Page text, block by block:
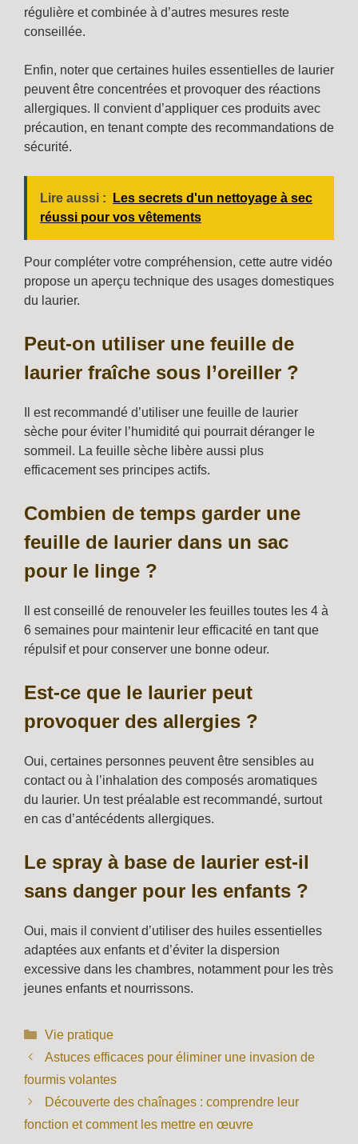
régulière et combinée à d’autres mesures reste
conseillée.
Enfin, noter que certaines huiles essentielles de laurier
peuvent être concentrées et provoquer des réactions
allergiques. Il convient d’appliquer ces produits avec
précaution, en tenant compte des recommandations de
sécurité.
Lire aussi :
Les secrets d'un nettoyage à sec
réussi pour vos vêtements
Pour compléter votre compréhension, cette autre vidéo
propose un aperçu technique des usages domestiques
du laurier.
Peut-on utiliser une feuille de
laurier fraîche sous l’oreiller ?
Il est recommandé d’utiliser une feuille de laurier
sèche pour éviter l’humidité qui pourrait déranger le
sommeil. La feuille sèche libère aussi plus
efficacement ses principes actifs.
Combien de temps garder une
feuille de laurier dans un sac
pour le linge ?
Il est conseillé de renouveler les feuilles toutes les 4 à
6 semaines pour maintenir leur efficacité en tant que
répulsif et pour conserver une bonne odeur.
Est-ce que le laurier peut
provoquer des allergies ?
Oui, certaines personnes peuvent être sensibles au
contact ou à l’inhalation des composés aromatiques
du laurier. Un test préalable est recommandé, surtout
en cas d’antécédents allergiques.
Le spray à base de laurier est-il
sans danger pour les enfants ?
Oui, mais il convient d’utiliser des huiles essentielles
adaptées aux enfants et d’éviter la dispersion
excessive dans les chambres, notamment pour les très
jeunes enfants et nourrissons.
Catégories
Vie pratique
Astuces efficaces pour éliminer une invasion de
fourmis volantes
Découverte des chaînages : comprendre leur
fonction et comment les mettre en œuvre